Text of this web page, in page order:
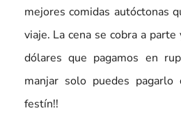
mejores comidas autóctonas
viaje. La cena se cobra a
dólares que pagamos en
manjar solo puedes pagarlo
festín!!